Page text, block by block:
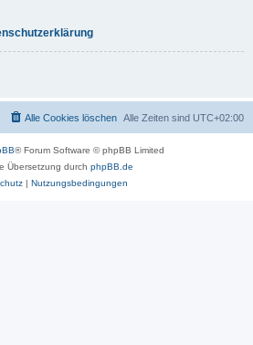
Alle Zeiten sind UTC+02:00
Alle Cookies löschen
® Forum Software © phpBB Limited
Übersetzung durch phpBB.de
| Nutzungsbedingungen